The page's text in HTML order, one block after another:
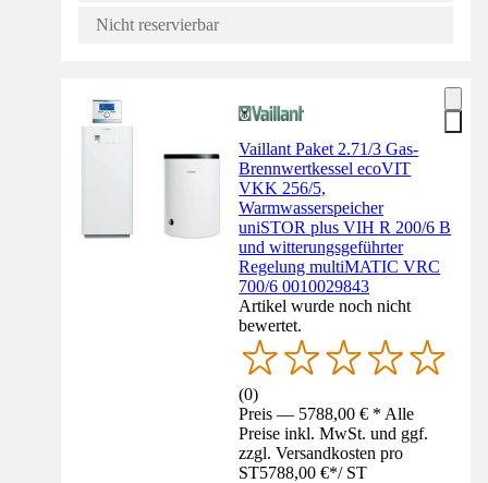
Nicht reservierbar
Vaillant Paket 2.71/3 Gas-
Brennwertkessel ecoVIT
VKK 256/5,
Warmwasserspeicher
uniSTOR plus VIH R 200/6 B
und witterungsgeführter
Regelung multiMATIC VRC
700/6 0010029843
Artikel wurde noch nicht
bewertet.
(0)
Preis — 5788,00 € * Alle
Preise inkl. MwSt. und ggf.
zzgl. Versandkosten pro
ST5788,00 €*/ ST